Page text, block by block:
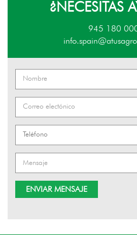
¿NECESITAS
945 180